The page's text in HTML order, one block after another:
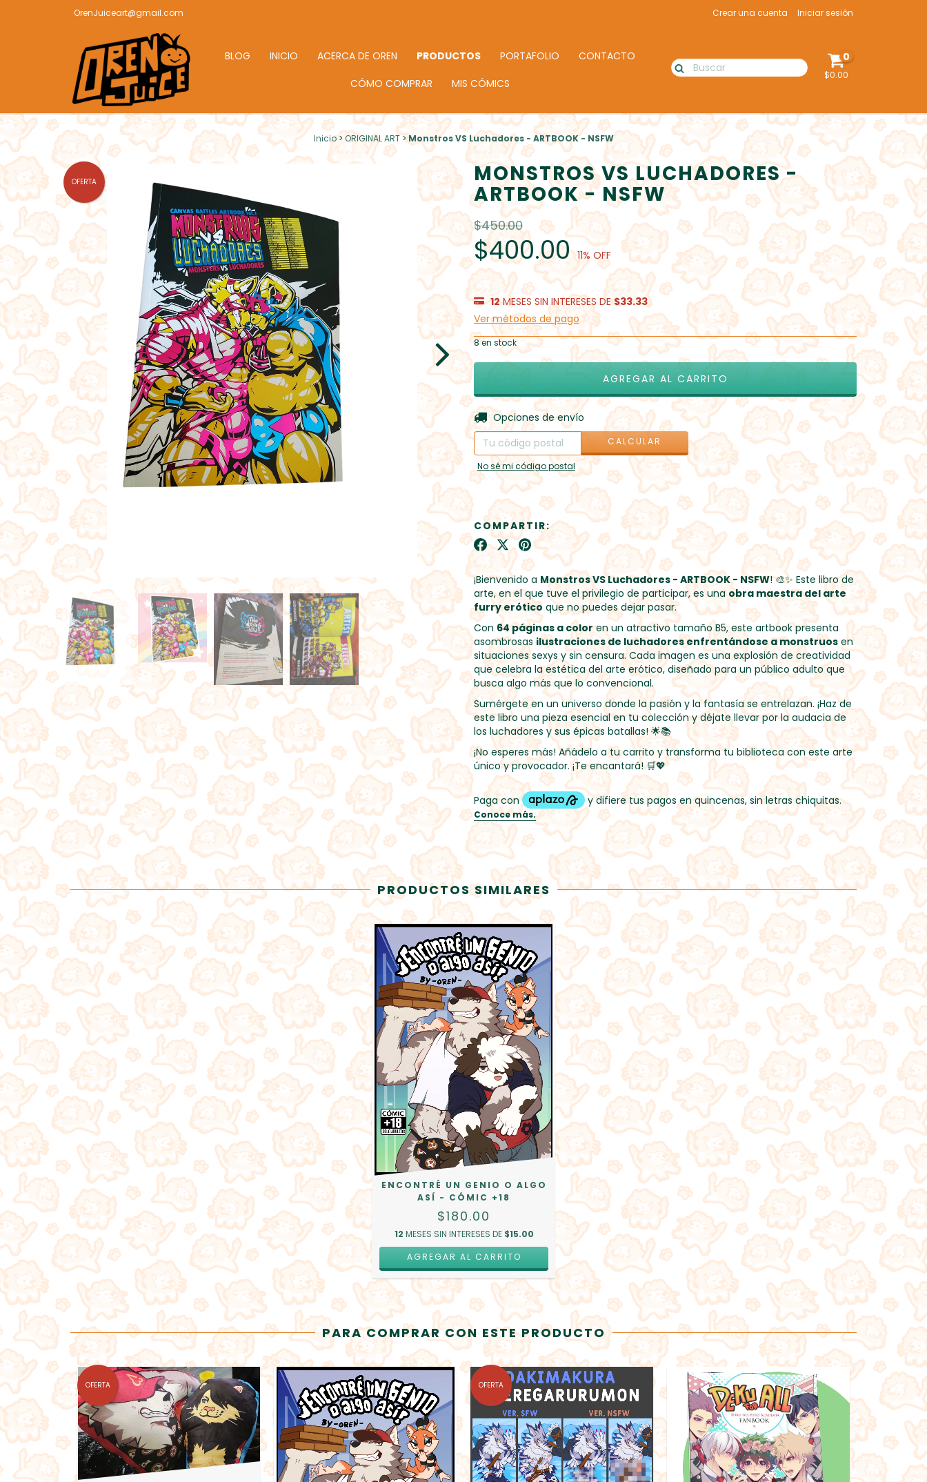
OrenJuiceart@gmail.com Crear una cuenta Iniciar sesión
BLOG INICIO ACERCA DE OREN PRODUCTOS PORTAFOLIO
CONTACTO
CÓMO COMPRAR
MIS CÓMICS
0
$0.00
Inicio > ORIGINAL ART> Monstros VS Luchadores - ARTBOOK - NSFW
OFERTA MONSTROS VS LUCHADORES -
ARTBOOK - NSFW
$450.00
$400.0011% OFF
12 MESES SIN INTERESES DE$33.33
Ver métodos de pago
8en stock
Entregas para el CP: CAMBIAR CP
Opciones de envío
CALCULAR
No sé mi código postal
COMPARTIR:
¡Bienvenido a Monstros VS Luchadores - ARTBOOK - NSFW! 🎨✨ Este libro de
arte, en el que tuve el privilegio de participar, es una obra maestra del arte
furry erótico que no puedes dejar pasar.
Con 64 páginas a coloren un atractivo tamaño B5, este artbook presenta
asombrosas ilustraciones de luchadores enfrentándose a monstruos en
situaciones sexys y sin censura. Cada imagen es una explosión de creatividad
que celebra la estética del arte erótico, diseñado para un público adulto que
busca algo más que lo convencional.
Sumérgete en un universo donde la pasión y la fantasía se entrelazan. ¡Haz de
este libro una pieza esencial en tu colección y déjate llevar por la audacia de
los luchadores y sus épicas batallas! 🌟📚
¡No esperes más! Añádelo a tu carrito y transforma tu biblioteca con este arte
único y provocador. ¡Te encantará! 🛒💖
PRODUCTOS SIMILARES
ENCONTRÉ UN GENIO O ALGO
ASÍ - CÓMIC +18
$180.00
12 MESES SIN INTERESES DE $15.00
PARA COMPRAR CON ESTE PRODUCTO
OFERTA OFERTA OFERTA